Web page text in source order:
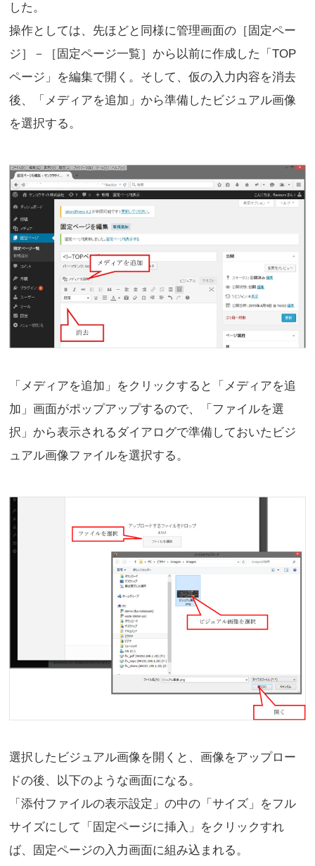
した。
操作としては、先ほどと同様に管理画面の［固定ペー
ジ］－［固定ページ一覧］から以前に作成した「TOP
ページ」を編集で開く。そして、仮の入力内容を消去
後、「メディアを追加」から準備したビジュアル画像
を選択する。
「メディアを追加」をクリックすると「メディアを追
加」画面がポップアップするので、「ファイルを選
択」から表示されるダイアログで準備しておいたビジ
ュアル画像ファイルを選択する。
選択したビジュアル画像を開くと、画像をアップロー
ドの後、以下のような画面になる。
「添付ファイルの表示設定」の中の「サイズ」をフル
サイズにして「固定ページに挿入」をクリックすれ
ば、固定ページの入力画面に組み込まれる。